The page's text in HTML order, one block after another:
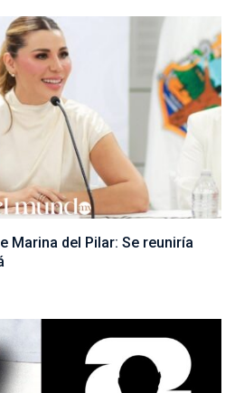
Marina del Pilar: Se reuniría